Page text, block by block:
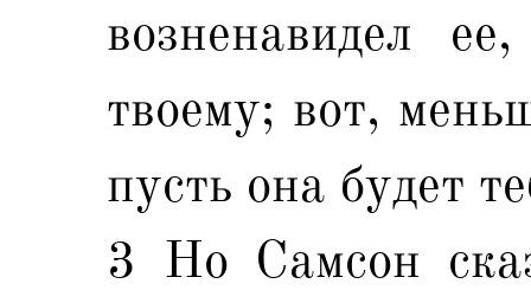
возненавидел
твоему; вот,
пусть она будет
3 Но Самсон